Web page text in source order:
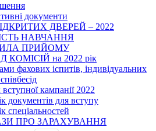
документи
ДВЕРЕЙ – 2022
НАВЧАННЯ
ПРИЙОМУ
КОМІСІЙ на 2022 рік
фахових іспитів, індивідуальних
вступної кампанії 2022
документів для вступу
спеціальностей
ПРО ЗАРАХУВАННЯ